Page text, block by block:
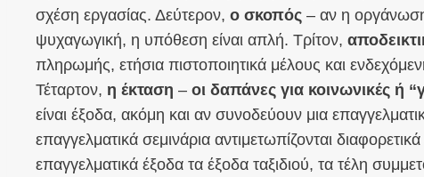
σχέση εργασίας. Δεύτερον, ο σκοπός – αν η οργάνωση
ψυχαγωγική, η υπόθεση είναι απλή. Τρίτον,
πληρωμής, ετήσια πιστοποιητικά μέλους και
Τέταρτον, η έκταση – οι δαπάνες για κοινωνικές ή
είναι έξοδα, ακόμη και αν συνοδεύουν μια
επαγγελματικά σεμινάρια αντιμετωπίζονται
επαγγελματικά έξοδα τα έξοδα ταξιδιού, τα τέλη